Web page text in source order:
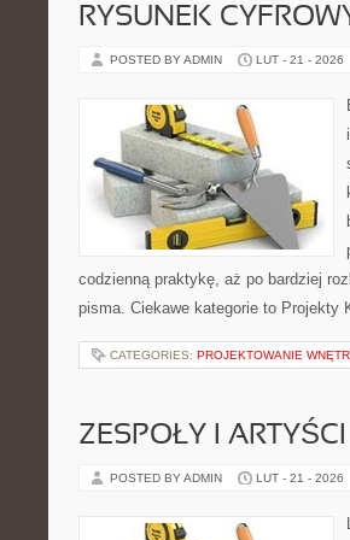
RYSUNEK
POSTED BY ADMIN LUT - 21 - 2026
codzienną praktykę, aż po bardziej
pisma. Ciekawe kategorie to Projekty
CATEGORIES: PROJEKTOWANIE
ZESPOŁY I ARTYŚCI
POSTED BY ADMIN LUT - 21 - 2026